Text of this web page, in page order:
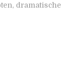
dramatische